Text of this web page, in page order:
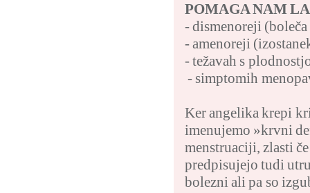
POMAGA NAM
- dismenoreji
- amenoreji
- težavah s
- simptomih
Ker angelika krepi
imenujemo »krvni
menstruaciji, zlasti
predpisujejo tudi
bolezni ali pa so